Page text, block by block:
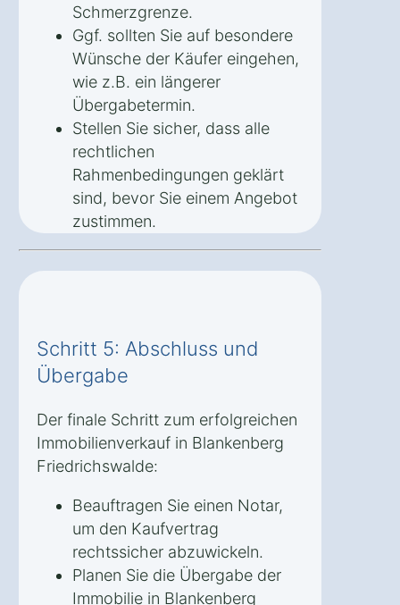
Schmerzgrenze.
Ggf. sollten Sie auf besondere
Wünsche der Käufer eingehen,
wie z.B. ein längerer
Übergabetermin.
Stellen Sie sicher, dass alle
rechtlichen
Rahmenbedingungen geklärt
sind, bevor Sie einem Angebot
zustimmen.
Schritt 5: Abschluss und
Übergabe
Der finale Schritt zum erfolgreichen
Immobilienverkauf in Blankenberg
Friedrichswalde:
Beauftragen Sie einen Notar,
um den Kaufvertrag
rechtssicher abzuwickeln.
Planen Sie die Übergabe der
Immobilie in Blankenberg